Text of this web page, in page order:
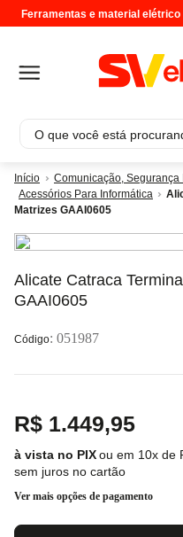
Ferramentas e material elétrico
O que você está procurando?
Comunicação, Segurança
Acessórios Para Informática
Matrizes GAAI0605
Alicate Catraca
GAAI0605
: 051987
R$ 1.449,95
ou em 10x de
sem juros no cartão
Ver mais opções de pagamento
Termos mais buscados
1º cabo
2º luminaria
4º cabo pp